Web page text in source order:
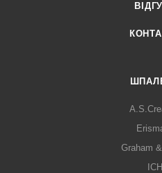
Graham
ICH